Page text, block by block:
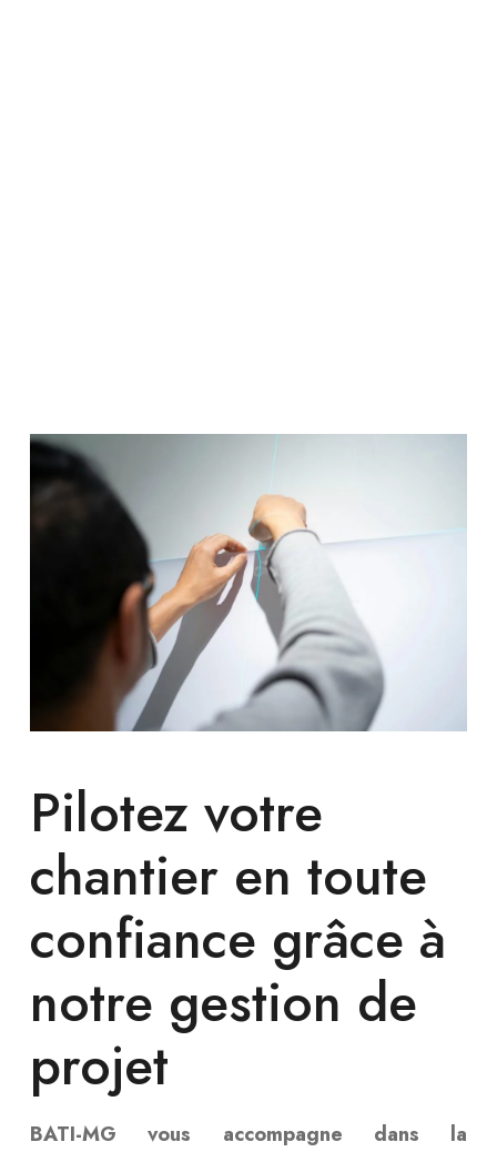
Pilotez votre
chantier en toute
confiance grâce à
notre gestion de
projet
BATI-MG vous accompagne dans la